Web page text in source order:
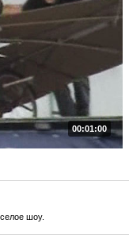
00:01:00
шоу.